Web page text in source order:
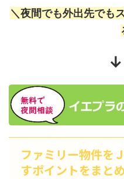
＼夜間でも外出先でも
ファミリー物件を
すポイントをまと